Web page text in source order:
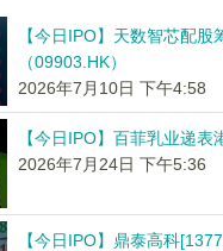
【今日IPO】天数智芯配股
（09903.HK）
2026年7月10日 下午4:58
【今日IPO】百菲乳业递表
2026年7月24日 下午5:36
【今日IPO】鼎泰高科